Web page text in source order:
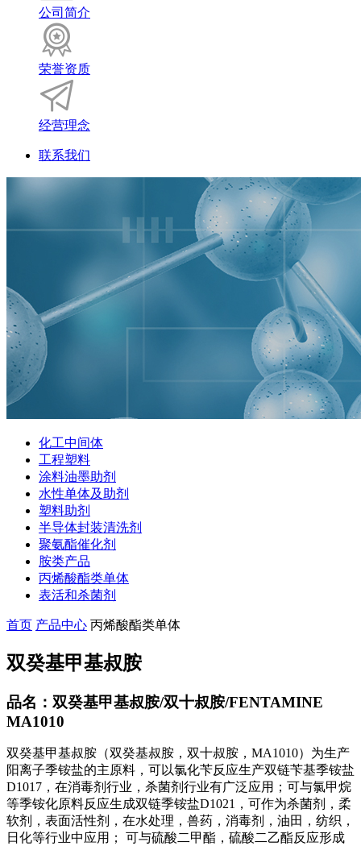
公司简介
荣誉资质
经营理念
联系我们
化工中间体
工程塑料
涂料油墨助剂
水性单体及助剂
塑料助剂
半导体封装清洗剂
聚氨酯催化剂
胺类产品
丙烯酸酯类单体
表活和杀菌剂
首页 产品中心 丙烯酸酯类单体
双癸基甲基叔胺
品名：双癸基甲基叔胺/双十叔胺/FENTAMINE
MA1010
双癸基甲基叔胺（双癸基叔胺，双十叔胺，MA1010）为生产
阳离子季铵盐的主原料，可以氯化苄反应生产双链苄基季铵盐
D1017，在消毒剂行业，杀菌剂行业有广泛应用；可与氯甲烷
等季铵化原料反应生成双链季铵盐D1021，可作为杀菌剂，柔
软剂，表面活性剂，在水处理，兽药，消毒剂，油田，纺织，
日化等行业中应用； 可与硫酸二甲酯，硫酸二乙酯反应形成